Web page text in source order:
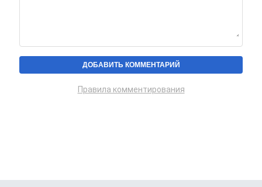
Правила комментирования